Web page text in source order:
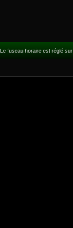
Le fuseau horaire est réglé sur